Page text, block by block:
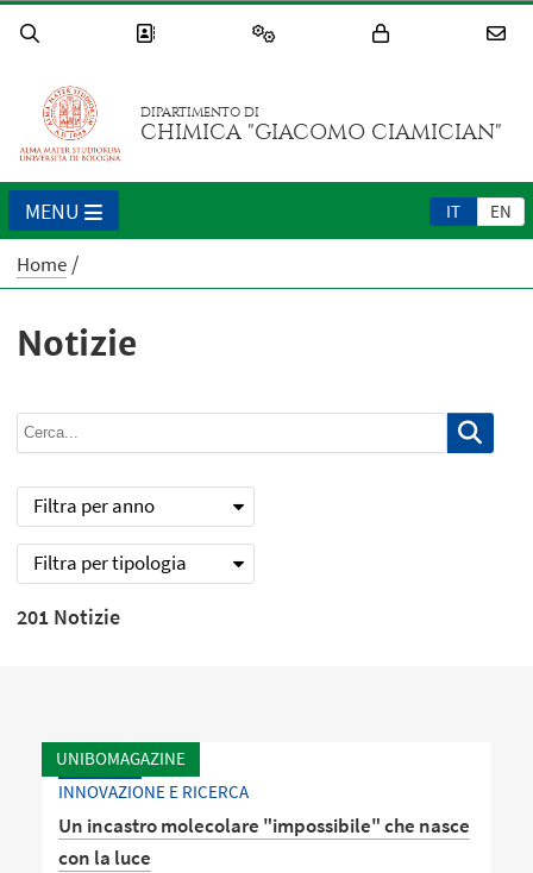
DIPARTIMENTO DI
CHIMICA "GIACOMO CIAMICIAN"
IT EN
MENU
Home
Notizie
Filtra per anno
Filtra per tipologia
201 Notizie
UNIBOMAGAZINE
INNOVAZIONE E RICERCA
Un incastro molecolare "impossibile" che nasce
con la luce